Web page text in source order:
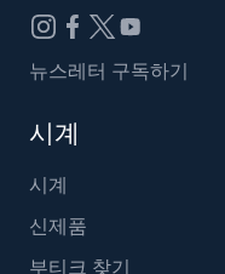
뉴스레터 구독하기
시계
시계
신제품
부티크 찾기